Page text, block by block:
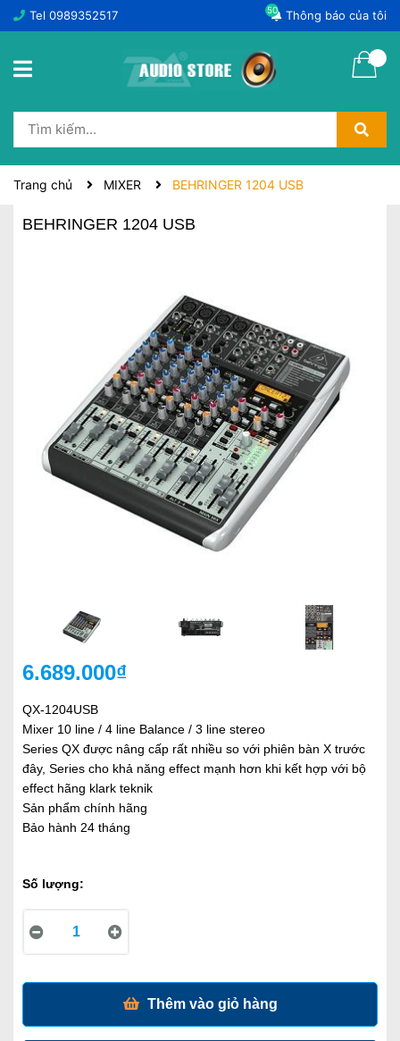
Tel 0989352517 Thông báo của tôi
50
Trang chủ MIXER BEHRINGER 1204 USB
BEHRINGER 1204 USB
6.689.000₫
QX-1204USB
Mixer 10 line / 4 line Balance / 3 line stereo
Series QX được nâng cấp rất nhiều so với phiên bàn X trước
đây, Series cho khả năng effect mạnh hơn khi kết hợp với bộ
effect hãng klark teknik
Sản phẩm chính hãng
Bảo hành 24 tháng
Số lượng:
Thêm vào giỏ hàng